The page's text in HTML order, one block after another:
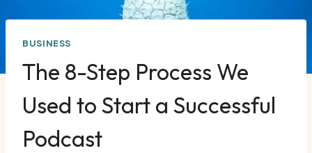
BUSINESS
The 8-Step Process We
Used to Start a Successful
Podcast